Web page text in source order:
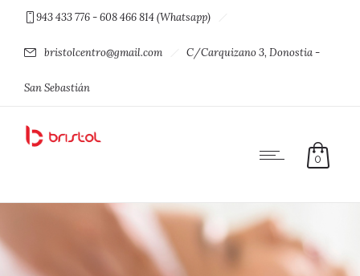
943 433 776 - 608 466 814 (Whatsapp)
bristolcentro@gmail.com C/Carquizano 3, Donostia -
San Sebastián
0